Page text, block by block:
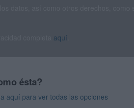
aquí
ésta?
aquí para ver todas las opciones